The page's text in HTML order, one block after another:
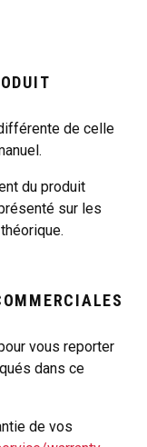
de celle
du produit
sur les
vous reporter
dans ce
de vos